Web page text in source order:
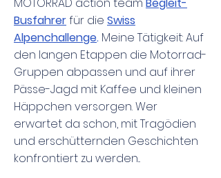
Busfahrerfür die Swiss
Alpenchallenge. Meine Tätigkeit: Auf
den langen Etappen die Motorrad-
Gruppen abpassen und auf ihrer
Pässe-Jagd mit Kaffee und kleinen
Häppchen versorgen. Wer
erwartet da schon, mit Tragödien
und erschütternden Geschichten
konfrontiert zu werden...